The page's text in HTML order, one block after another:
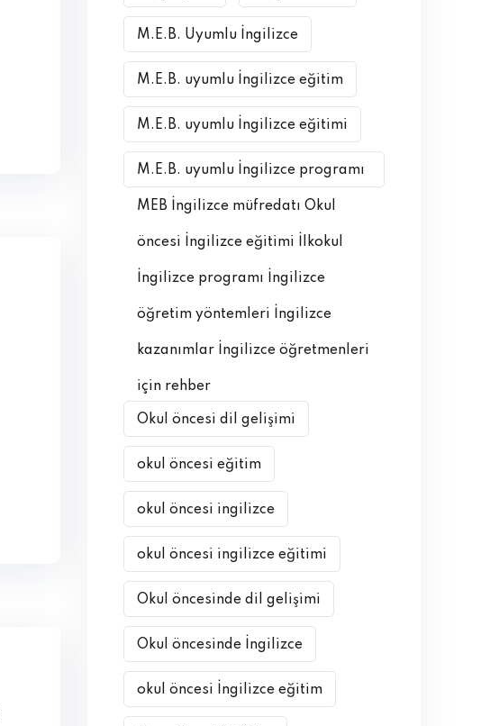
M.E.B. Uyumlu İngilizce
M.E.B. uyumlu İngilizce eğitim
M.E.B. uyumlu İngilizce eğitimi
M.E.B. uyumlu İngilizce programı
MEB İngilizce müfredatı Okul
öncesi İngilizce eğitimi İlkokul
İngilizce programı İngilizce
öğretim yöntemleri İngilizce
kazanımlar İngilizce öğretmenleri
için rehber
Okul öncesi dil gelişimi
okul öncesi eğitim
okul öncesi ingilizce
okul öncesi ingilizce eğitimi
Okul öncesinde dil gelişimi
Okul öncesinde İngilizce
okul öncesi İngilizce eğitim